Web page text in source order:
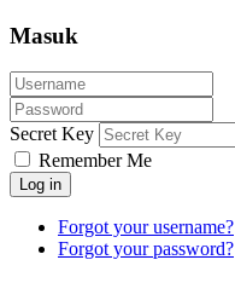
Masuk
Secret Key
Remember Me
Log in
Forgot your username?
Forgot your password?